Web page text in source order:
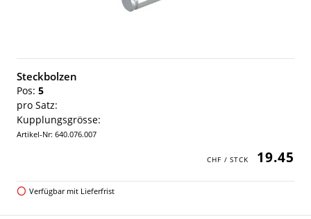
Steckbolzen
Pos: 5
pro Satz:
Kupplungsgrösse:
Artikel-Nr: 640.076.007
19.45
Verfügbar mit Lieferfrist